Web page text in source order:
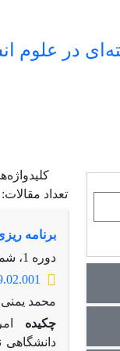
در علوم
تعداد مقالات:
برنامه
دوره 1، شماره 2، بهار 1388، صفحه
محمد
چکیده